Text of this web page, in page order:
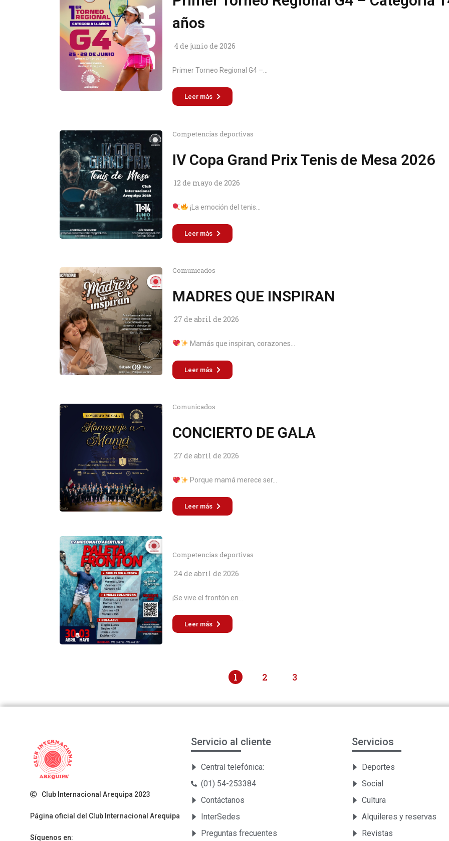
años
4 de junio de 2026
Primer Torneo Regional G4 –...
Leer más
Competencias deportivas
IV Copa Grand Prix Tenis de Mesa 2026
12 de mayo de 2026
¡La emoción del tenis...
Leer más
Comunicados
MADRES QUE INSPIRAN
27 de abril de 2026
Mamás que inspiran, corazones...
Leer más
Comunicados
CONCIERTO DE GALA
27 de abril de 2026
Porque mamá merece ser...
Leer más
Competencias deportivas
24 de abril de 2026
¡Se vive el frontón en...
Leer más
1 2 3
Club Internacional Arequipa 2023
Página oficial del Club Internacional Arequipa
Síquenos en:
Servicio al cliente
Central telefónica:
(01) 54-253384
Contáctanos
InterSedes
Preguntas frecuentes
Servicios
Deportes
Social
Cultura
Alquileres y reservas
Revistas